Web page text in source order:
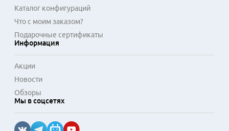
Каталог конфигураций
Что с моим заказом?
Подарочные сертификаты
Информация
Акции
Новости
Обзоры
Мы в соцсетях